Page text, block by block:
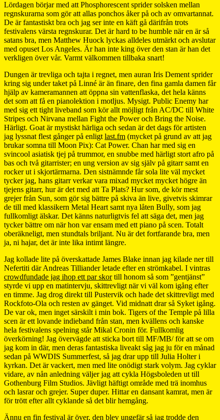
Lördagen börjar med att Phosphorescent sprider solsken mellan
regnskurarna som gör att allas ponchos åker på och av omvartannat.
De är fantastiskt bra och jag ser inte en käft gå därifrån trots
festivalens värsta regnskurar. Det är hard to be humble när en är så
satans bra, men Matthew Huock lyckas alldeles utmärkt och avslutar
med opuset Los Angeles. Är han inte king över den stan är han det
verkligen över vår. Varmt välkommen tillbaka snart!
Dungen är trevliga och tajta i regnet, men auran Iris Dement sprider
kring sig under taket på Linné är än finare, den fina gamla damen får
hjälp av kameramannen att öppna sin vattenflaska, det hela känns
det som att få en pianolektion i motljus. Mysigt. Public Enemy har
med sig ett tight liveband som kör allt möjligt från AC/DC till White
Stripes och Nirvana mellan Fight the Power och Bring the Noise.
Härligt. Goat är mystiskt härliga och sedan är det dags för artisten
jag lyssnat flest gånger på enligt last.fm (mycket på grund av att jag
brukar somna till Moon Pix): Cat Power. Chan har med sig en
svincool asiatisk tjej på trummor, en snubbe med härligt stort afro på
bas och två gitarrister; en ung version av sig själv på gitarr samt en
rocker ut i skjortärmarna. Den sistnämnde får sola lite väl mycket
tycker jag, hans gitarr verkar vara mixad mycket mycket högre än
tjejens gitarr, hur är det med att Ta Plats? Hur som, de kör mest
grejer från Sun, som gör sig bättre på skiva än live, givetvis skimrar
de till med klassikern Metal Heart samt nya låten Bully, som jag
fullkomligt älskar. Det känns naturligtvis fel att säga det, men jag
tycker bättre om när hon var ensam med ett piano på scen. Totalt
oberäkneligt, men stundtals briljant. Nu är det fortfarande bra, men
ja, ni hajar, det är inte lika intimt längre.
Jag kollade lite på överskattade James Blake innan jag kilade ner till
Nefertiti där Andreas Tilliander letade efter en strömkabel. I vintras
crowdfundade jag ihop ett par skortill honom så som ”gentjänst”
styrde vi upp en matintervju, skittrevligt när vi väl kom igång efter
en timme. Jag drog direkt till Pustervik och hade det skittrevligt med
Rockfoto-Ola och resten av gänget. Vid midnatt drar så Syket igång.
De var ok, men inget särskilt i min bok. Tigers of the Temple på lilla
scen är ett lovande indieband från stan, men kvällens och kanske
hela festivalens spelning står Mikal Cronin för. Fullkomlig
överkörning! Jag övervägde att sticka bort till MF/MB/ för att se om
jag kom in där, men deras fantastiska liveakt såg jag ju för en månad
sedan på WWDIS Summerfest, så jag drar upp till Julia Holter i
kyrkan. Det är vackert, men med lite onödigt stark volym. Jag cyklar
vidare, av nån anledning väljer jag att cykla Högsboleden ut till
Gothenburg Film Studios. Jävligt häftigt område med trä inomhus
och lasrar och grejer. Super duper. Hittar en dansant kamrat, men är
för trött efter allt cyklande så det blir hemgång.
Ännu en fin festival är över, den blev ungefär så jag trodde den